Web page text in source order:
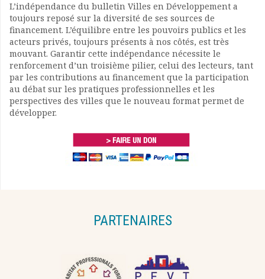
L’indépendance du bulletin Villes en Développement a
toujours reposé sur la diversité de ses sources de
financement. L’équilibre entre les pouvoirs publics et les
acteurs privés, toujours présents à nos côtés, est très
mouvant. Garantir cette indépendance nécessite le
renforcement d’un troisième pilier, celui des lecteurs, tant
par les contributions au financement que la participation
au débat sur les pratiques professionnelles et les
perspectives des villes que le nouveau format permet de
développer.
PARTENAIRES